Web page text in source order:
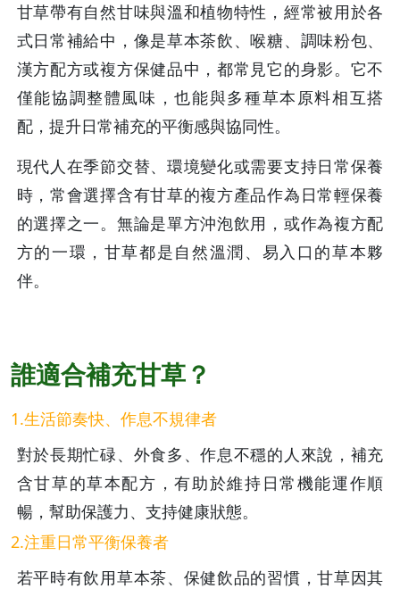
甘草帶有自然甘味與溫和植物特性，經常被用於各
式日常補給中，像是草本茶飲、喉糖、調味粉包、
漢方配方或複方保健品中，都常見它的身影。它不
僅能協調整體風味，也能與多種草本原料相互搭
配，提升日常補充的平衡感與協同性。
現代人在季節交替、環境變化或需要支持日常保養
時，常會選擇含有甘草的複方產品作為日常輕保養
的選擇之一。無論是單方沖泡飲用，或作為複方配
方的一環，甘草都是自然溫潤、易入口的草本夥
伴。
誰適合補充甘草？
1.生活節奏快、作息不規律者
對於長期忙碌、外食多、作息不穩的人來說，補充
含甘草的草本配方，有助於維持日常機能運作順
暢，幫助保護力、支持健康狀態。
2.注重日常平衡保養者
若平時有飲用草本茶、保健飲品的習慣，甘草因其